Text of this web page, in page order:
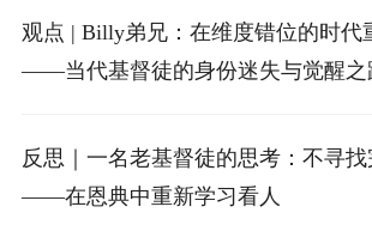
观点 | Billy弟兄：在维度错位的时代
——当代基督徒的身份迷失与觉醒之
反思｜一名老基督徒的思考：不寻
——在恩典中重新学习看人